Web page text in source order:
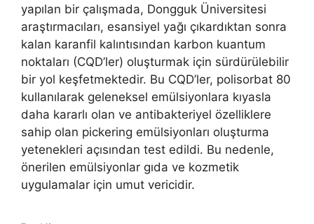
yapılan bir çalışmada, Dongguk Üniversitesi
araştırmacıları, esansiyel yağı çıkardıktan sonra
kalan karanfil kalıntısından karbon kuantum
noktaları (CQD’ler) oluşturmak için sürdürülebilir
bir yol keşfetmektedir. Bu CQD’ler, polisorbat 80
kullanılarak geleneksel emülsiyonlara kıyasla
daha kararlı olan ve antibakteriyel özelliklere
sahip olan pickering emülsiyonları oluşturma
yetenekleri açısından test edildi. Bu nedenle,
önerilen emülsiyonlar gıda ve kozmetik
uygulamalar için umut vericidir.